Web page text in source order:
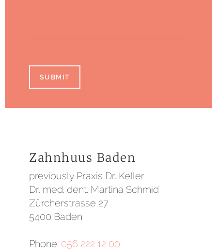
SUBMIT
Zahnhuus Baden
previously Praxis Dr. Keller
Dr. med. dent. Martina Schmid
Zürcherstrasse 27
5400 Baden
Phone: 056 222 12 00